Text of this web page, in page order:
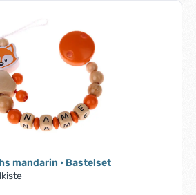
Durchmesser: 4cm und
kannst du uns per E-Mail an:
mandarin • Bastelset